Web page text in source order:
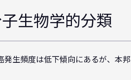
生物学的分類
生頻度は低下傾向にあるが、本邦